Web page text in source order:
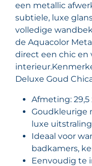
een metallic
subtiele, luxe
volledige
de Aquacolor
direct een chic en
Deluxe Goud
Afmeting:
Goudkleurige
luxe uitstraling
Ideaal voor
badkamers,
Eenvoudig te